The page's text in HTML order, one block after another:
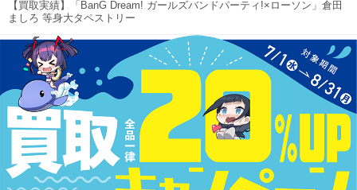
【買取実績】「BanG Dream! ガールズバンドパーティ!×ローソン」倉田
ましろ 等身大タペストリー